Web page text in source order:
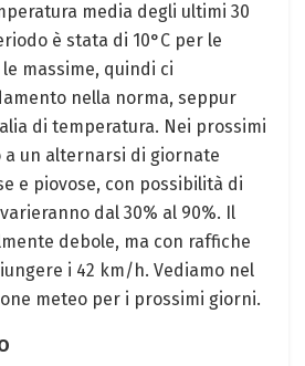
media degli ultimi 30
è stata di 10°C per le
massime, quindi ci
nella norma, seppur
di temperatura. Nei prossimi
a un alternarsi di giornate
e piovose, con possibilità di
dal 30% al 90%. Il
debole, ma con raffiche
i 42 km/h. Vediamo nel
meteo per i prossimi giorni.